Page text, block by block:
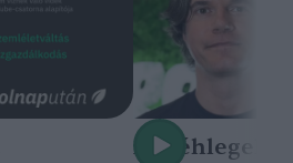
A méhlegelő